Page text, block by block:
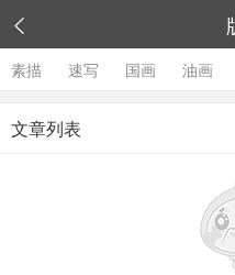

素描 速写 国画 油画
文章列表